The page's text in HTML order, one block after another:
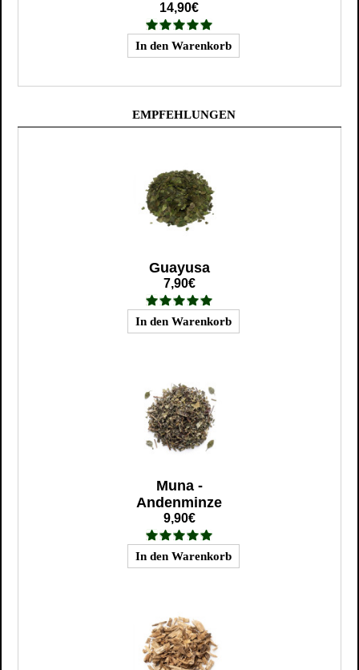
14,90€
EMPFEHLUNGEN
Guayusa
7,90€
Muna -
Andenminze
9,90€